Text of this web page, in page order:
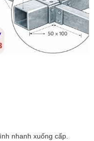
nhanh xuống cấp.